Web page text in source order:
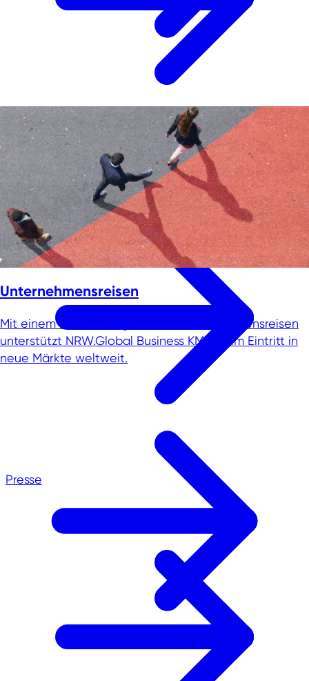
Karriere
Presse
Unternehmensreisen
Mit einem breiten Programm an Unternehmensreisen
unterstützt NRW.Global Business KMU beim Eintritt in
neue Märkte weltweit.